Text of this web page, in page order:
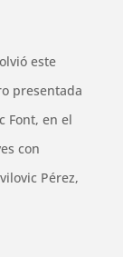
este
presentada
Font, en el
con
Pérez,